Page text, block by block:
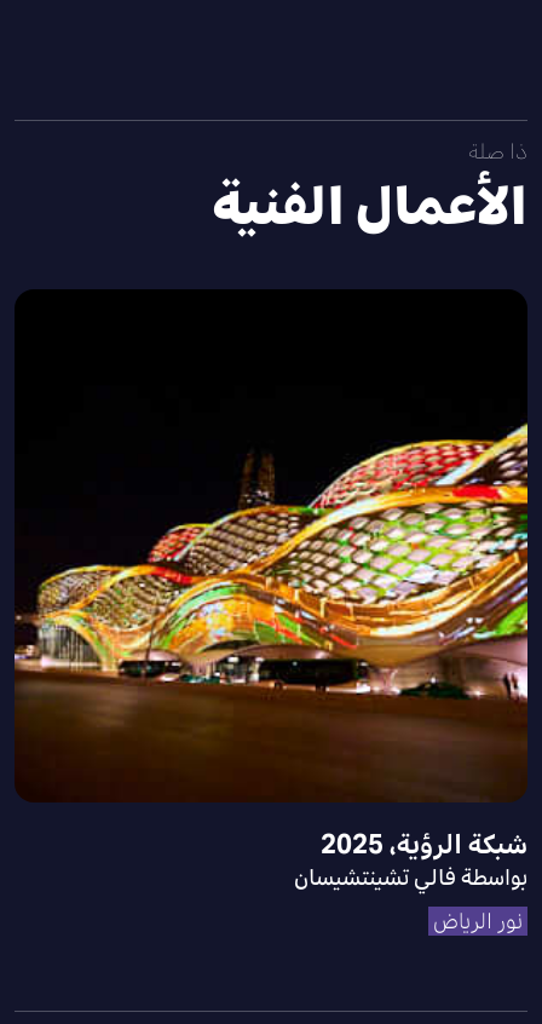
ذا صلة
الأعمال الفنية
شبكة الرؤية، 2025
بواسطة فالي تشينتشيسان
نور الرياض